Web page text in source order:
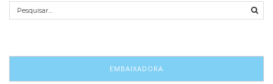
EMBAIXADORA